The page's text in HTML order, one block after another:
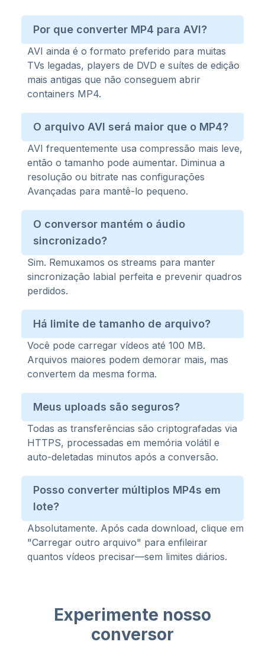
Por que converter MP4 para AVI?
AVI ainda é o formato preferido para muitas
TVs legadas, players de DVD e suítes de edição
mais antigas que não conseguem abrir
containers MP4.
O arquivo AVI será maior que o MP4?
AVI frequentemente usa compressão mais leve,
então o tamanho pode aumentar. Diminua a
resolução ou bitrate nas configurações
Avançadas para mantê-lo pequeno.
O conversor mantém o áudio
sincronizado?
Sim. Remuxamos os streams para manter
sincronização labial perfeita e prevenir quadros
perdidos.
Há limite de tamanho de arquivo?
Você pode carregar vídeos até 100 MB.
Arquivos maiores podem demorar mais, mas
convertem da mesma forma.
Meus uploads são seguros?
Todas as transferências são criptografadas via
HTTPS, processadas em memória volátil e
auto-deletadas minutos após a conversão.
Posso converter múltiplos MP4s em
lote?
Absolutamente. Após cada download, clique em
"Carregar outro arquivo" para enfileirar
quantos vídeos precisar—sem limites diários.
Experimente nosso
conversor